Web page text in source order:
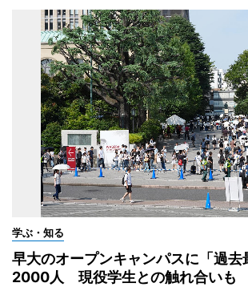
学ぶ・知る
早大のオープンキャンパスに「過去
2000人 現役学生との触れ合いも